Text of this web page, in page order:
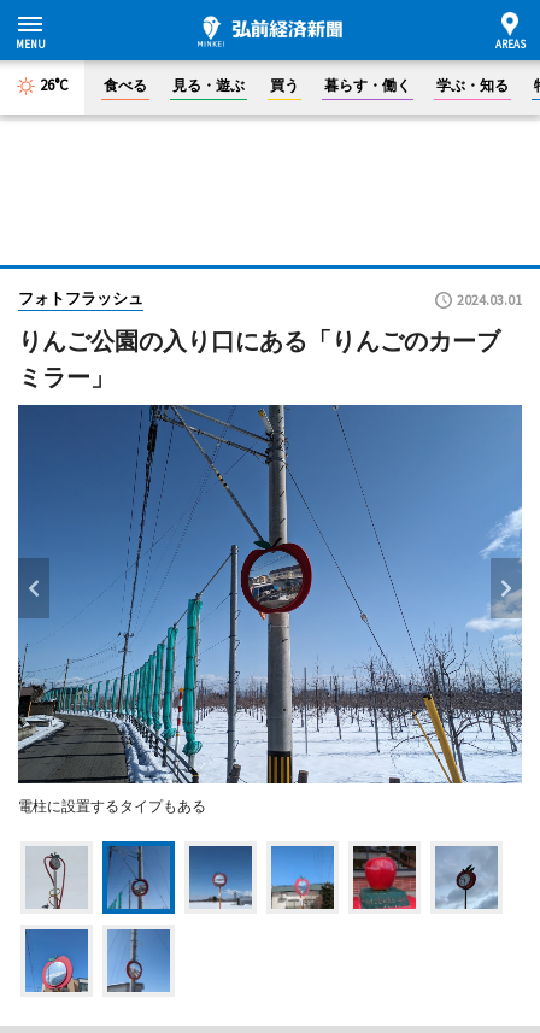
26°C 食べる 見る・遊ぶ 買う 暮らす・働く 学ぶ・知る
フォトフラッシュ 2024.03.01
りんご公園の入り口にある「りんごのカーブ
ミラー」
電柱に設置するタイプもある